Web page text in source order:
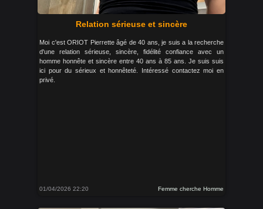
Relation sérieuse et sincère
Moi c'est ORIOT Pierrette âgé de 40 ans, je suis a la recherche
d'une relation sérieuse, sincère, fidélité confiance avec un
homme honnête et sincère entre 40 ans à 85 ans. Je suis suis
ici pour du sérieux et honnêteté. Intéressé contactez moi en
privé.
01/04/2026 22:20 Femme cherche Homme